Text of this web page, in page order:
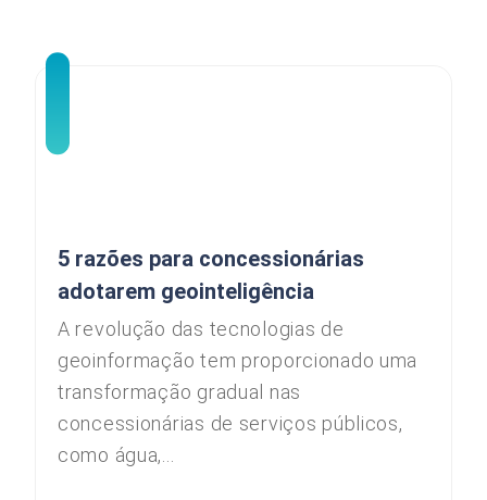
5 razões para concessionárias
adotarem geointeligência
A revolução das tecnologias de
geoinformação tem proporcionado uma
transformação gradual nas
concessionárias de serviços públicos,
como água,...